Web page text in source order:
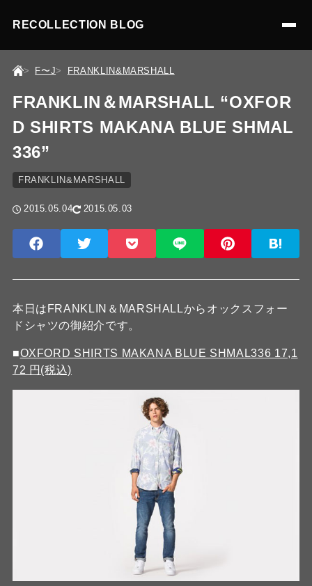
RECOLLECTION BLOG
F〜J FRANKLIN&MARSHALL
FRANKLIN＆MARSHALL “OXFOR
D SHIRTS MAKANA BLUE SHMAL
336”
FRANKLIN&MARSHALL
2015.05.04 2015.05.03
本日はFRANKLIN＆MARSHALLからオックスフォー
ドシャツの御紹介です。
■OXFORD SHIRTS MAKANA BLUE SHMAL336 17,1
72 円(税込)